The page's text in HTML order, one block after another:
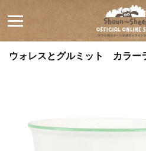
ひつじ
ショーン
ウォレスとグルミット カラー